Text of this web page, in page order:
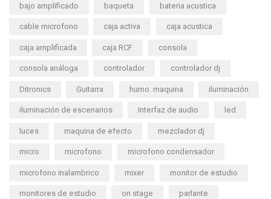
bajo amplificado baqueta bateria acustica
cable microfono caja activa caja acustica
caja amplificada caja RCF consola
consola análoga controlador controlador dj
Ditronics Guitarra humo. maquina iluminación
iluminación de escenarios Interfaz de audio led
luces maquina de efecto mezclador dj
micro microfono microfono condensador
microfono inalambrico mixer monitor de estudio
monitores de estudio on stage parlante